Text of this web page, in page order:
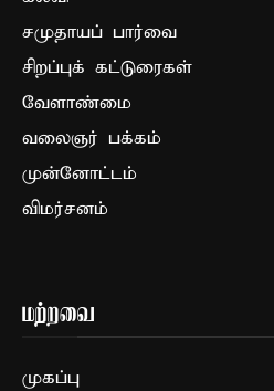
சமுதாயப் பார்வை
சிறப்புக் கட்டுரைகள்
வேளாண்மை
வலைஞர் பக்கம்
முன்னோட்டம்
விமர்சனம்
மற்றவை
முகப்பு